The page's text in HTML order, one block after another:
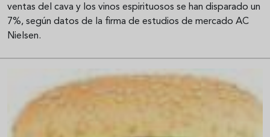
ventas del cava y los vinos espirituosos se han disparado un
7%, según datos de la firma de estudios de mercado AC
Nielsen.